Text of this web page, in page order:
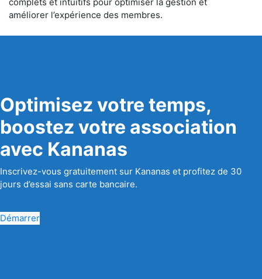
améliorer l’expérience des membres.
Optimisez votre temps,
boostez votre association
avec Kananas
Inscrivez-vous gratuitement sur Kananas et profitez de 30
jours d’essai sans carte bancaire.
Démarrer